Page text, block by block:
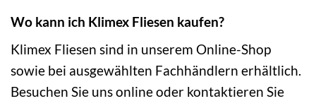
Wo kann ich Klimex Fliesen kaufen?
Klimex Fliesen sind in unserem Online-Shop
sowie bei ausgewählten Fachhändlern erhältlich.
Besuchen Sie uns online oder kontaktieren Sie